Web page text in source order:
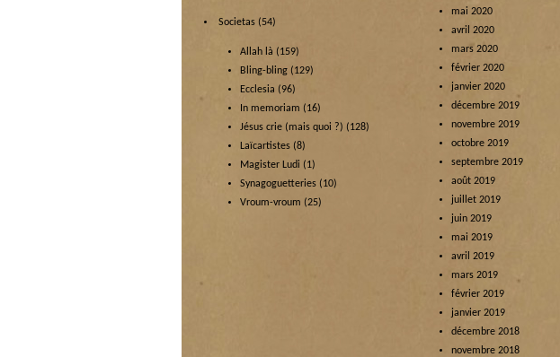
Societas (54)
Allah là (159)
Bling-bling (129)
Ecclesia (96)
In memoriam (16)
Jésus crie (mais quoi ?) (128)
Laïcartistes (8)
Magister Ludi (1)
Synagoguetteries (10)
Vroum-vroum (25)
mai 2020
avril 2020
mars 2020
février 2020
janvier 2020
décembre 2019
novembre 2019
octobre 2019
septembre 2019
août 2019
juillet 2019
juin 2019
mai 2019
avril 2019
mars 2019
février 2019
janvier 2019
décembre 2018
novembre 2018